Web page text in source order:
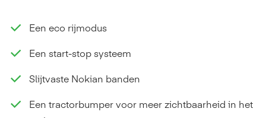
Een eco rijmodus
Een start-stop systeem
Slijtvaste Nokian banden
Een tractorbumper voor meer zichtbaarheid in het